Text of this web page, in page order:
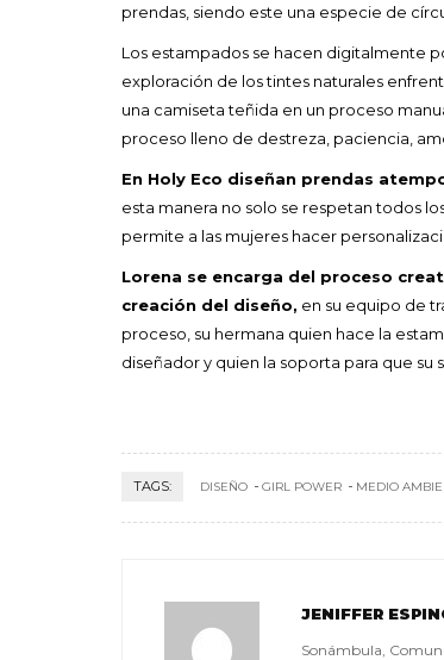
prendas, siendo este una especie de
Los estampados se hacen digitalmente
exploración de los tintes naturales
una camiseta teñida en un proceso
proceso lleno de destreza, paciencia,
En Holy Eco diseñan prendas
esta manera no solo se respetan todos
permite a las mujeres hacer
Lorena se encarga del proceso
creación del diseño, en su equipo de
proceso, su hermana quien hace la
diseñador y quien la soporta para que su
TAGS: DISEÑO GIRL POWER MEDIO
JENIFFER
Sonámbula,